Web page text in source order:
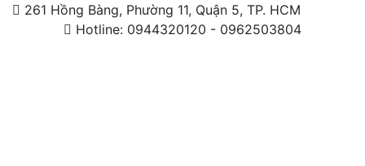
261 Hồng Bàng, Phường 11, Quận 5, TP. HCM
Hotline: 0944320120 - 0962503804